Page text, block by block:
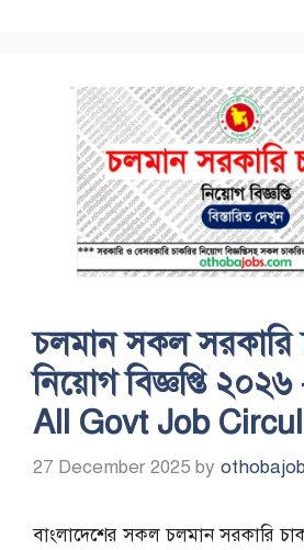
চলমান সকল সরকারি
নিয়োগ বিজ্ঞপ্তি
All Govt Job
27 December 2025 by
বাংলাদেশের সকল চলমান সরকারি